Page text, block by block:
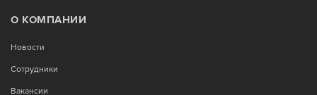
О КОМПАНИИ
Новости
Сотрудники
Вакансии